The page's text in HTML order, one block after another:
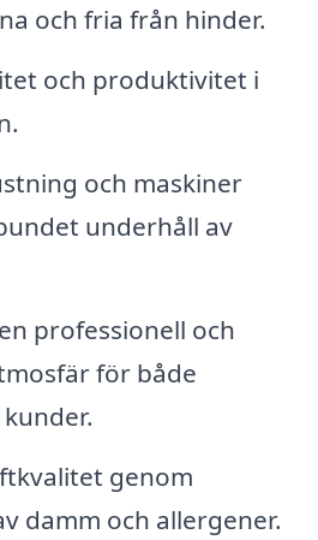
och fria från hinder.
och produktivitet i
och maskiner
underhåll av
professionell och
för både
genom
damm och allergener.